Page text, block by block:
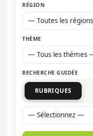
RÉGION
— Toutes les
THÈME
— Tous les thèmes
RECHERCHE GUIDÉE
RUBRIQUES
— Sélectionnez —